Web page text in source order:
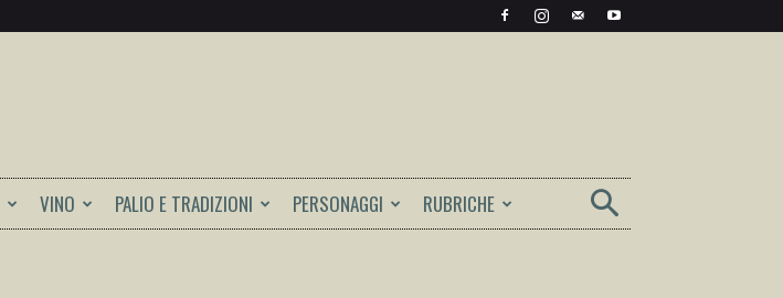
VINO PALIO E TRADIZIONI PERSONAGGI RUBRICHE